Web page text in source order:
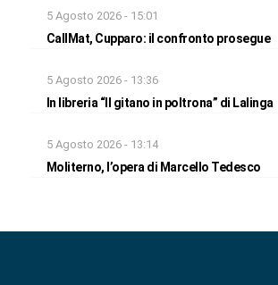
5 Agosto 2026 - 15:01
CallMat, Cupparo: il confronto prosegue
5 Agosto 2026 - 13:36
In libreria “Il gitano in poltrona” di Lalinga
5 Agosto 2026 - 13:14
Moliterno, l’opera di Marcello Tedesco